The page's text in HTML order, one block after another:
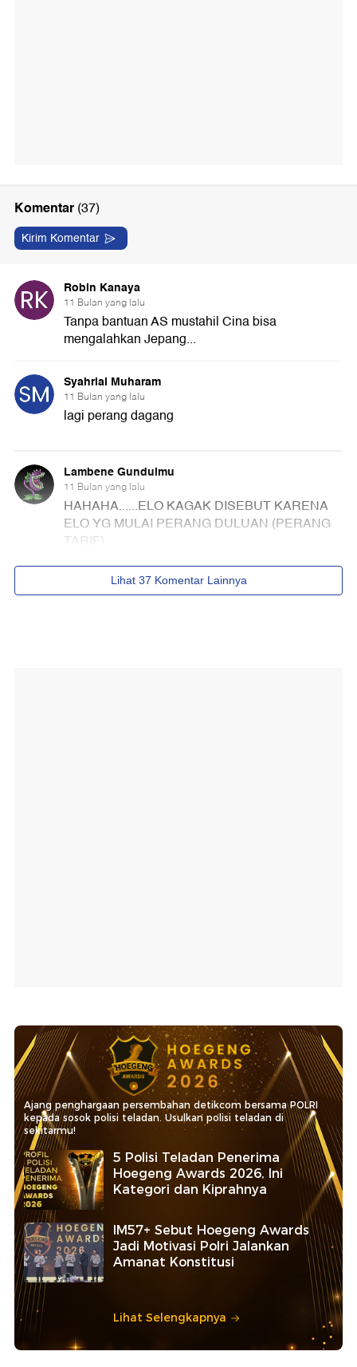
Ajang penghargaan persembahan detikcom bersama POLRI
kepada sosok polisi teladan. Usulkan polisi teladan di
sekitarmu!
5 Polisi Teladan Penerima
Hoegeng Awards 2026, Ini
Kategori dan Kiprahnya
IM57+ Sebut Hoegeng Awards
Jadi Motivasi Polri Jalankan
Amanat Konstitusi
Lihat Selengkapnya